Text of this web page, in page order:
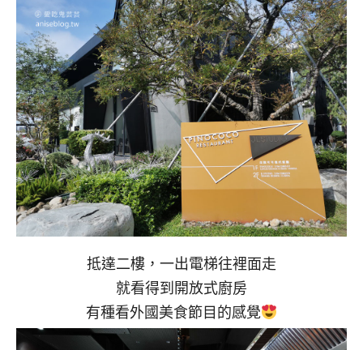
抵達二樓，一出電梯往裡面走
就看得到開放式廚房
有種看外國美食節目的感覺